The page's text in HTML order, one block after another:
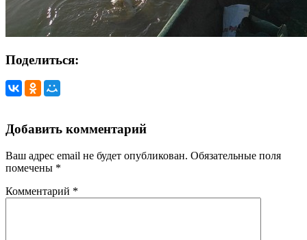
Поделиться:
Добавить комментарий
Ваш адрес email не будет опубликован. Обязательные поля
помечены *
Комментарий *